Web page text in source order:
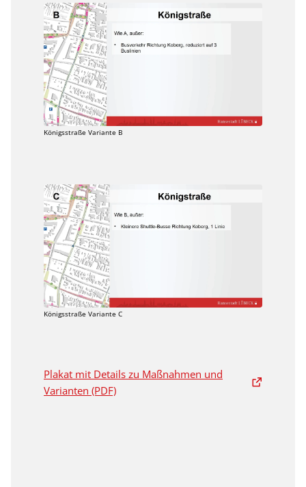
Königsstraße Variante B
Königsstraße Variante C
Plakat mit Details zu Maßnahmen und
Varianten (PDF)